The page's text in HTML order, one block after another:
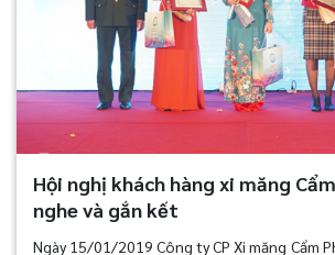
Hội nghị khách hàng xi măng
nghe và gắn kết
Ngày 15/01/2019 Công ty CP Xi măng Cẩm